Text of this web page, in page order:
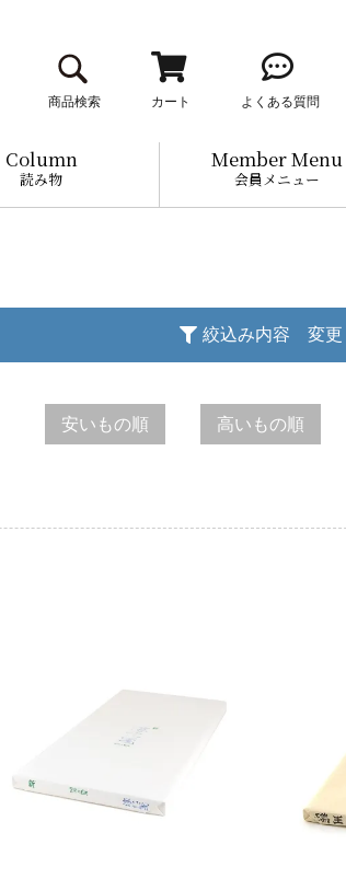
商品検索 カート よくある質問
Column
読み物
Member Menu
会員メニュー
絞込み内容 変更
安いもの順 高いもの順